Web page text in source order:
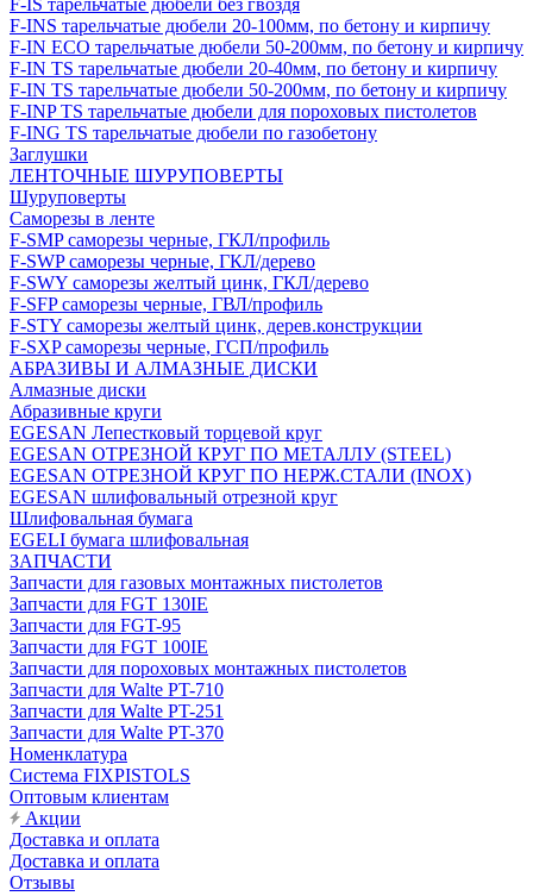
F-IS тарельчатые дюбели без гвоздя
F-INS тарельчатые дюбели 20-100мм, по бетону и кирпичу
F-IN ECO тарельчатые дюбели 50-200мм, по бетону и кирпичу
F-IN TS тарельчатые дюбели 20-40мм, по бетону и кирпичу
F-IN TS тарельчатые дюбели 50-200мм, по бетону и кирпичу
F-INP TS тарельчатые дюбели для пороховых пистолетов
F-ING TS тарельчатые дюбели по газобетону
Заглушки
ЛЕНТОЧНЫЕ ШУРУПОВЕРТЫ
Шуруповерты
Саморезы в ленте
F-SMP саморезы черные, ГКЛ/профиль
F-SWP саморезы черные, ГКЛ/дерево
F-SWY саморезы желтый цинк, ГКЛ/дерево
F-SFP саморезы черные, ГВЛ/профиль
F-STY саморезы желтый цинк, дерев.конструкции
F-SXP саморезы черные, ГСП/профиль
АБРАЗИВЫ И АЛМАЗНЫЕ ДИСКИ
Алмазные диски
Абразивные круги
EGESAN Лепестковый торцевой круг
EGESAN ОТРЕЗНОЙ КРУГ ПО МЕТАЛЛУ (STEEL)
EGESAN ОТРЕЗНОЙ КРУГ ПО НЕРЖ.СТАЛИ (INOX)
EGESAN шлифовальный отрезной круг
Шлифовальная бумага
EGELI бумага шлифовальная
ЗАПЧАСТИ
Запчасти для газовых монтажных пистолетов
Запчасти для FGT 130IE
Запчасти для FGT-95
Запчасти для FGT 100IE
Запчасти для пороховых монтажных пистолетов
Запчасти для Walte PT-710
Запчасти для Walte PT-251
Запчасти для Walte PT-370
Номенклатура
Система FIXPISTOLS
Оптовым клиентам
Акции
Доставка и оплата
Доставка и оплата
Отзывы